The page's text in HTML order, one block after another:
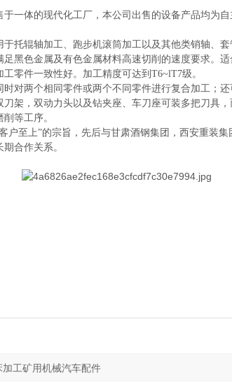
一体的现代化工厂，本公司出售的设备产品均为
托辊轴加工、跑步机滚筒加工以及其他类销轴、
黑色金属及有色金属材料高速切削的速度要求。
零件一致性好。加工精度可达到 T6~lT7级。
对两个相同零件或两个不同零件进行复合加工；
架，双动力头以及钻夹座、车刀座可装多把刀具
等工序。
户至上”的宗旨，先后与甘肃酒钢集团，西安重装
合作关系。